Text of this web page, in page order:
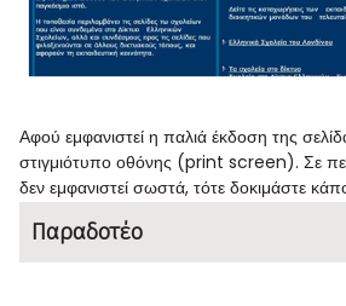
Αφού εμφανιστεί η παλιά έκδοση της
στιγμιότυπο οθόνης (print screen). Σε
δεν εμφανιστεί σωστά, τότε δοκιμάστε
Παραδοτέο